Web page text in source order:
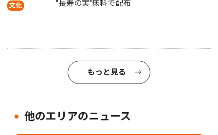
文化 "長寿の実"無料で配布
もっと見る
他のエリアのニュース